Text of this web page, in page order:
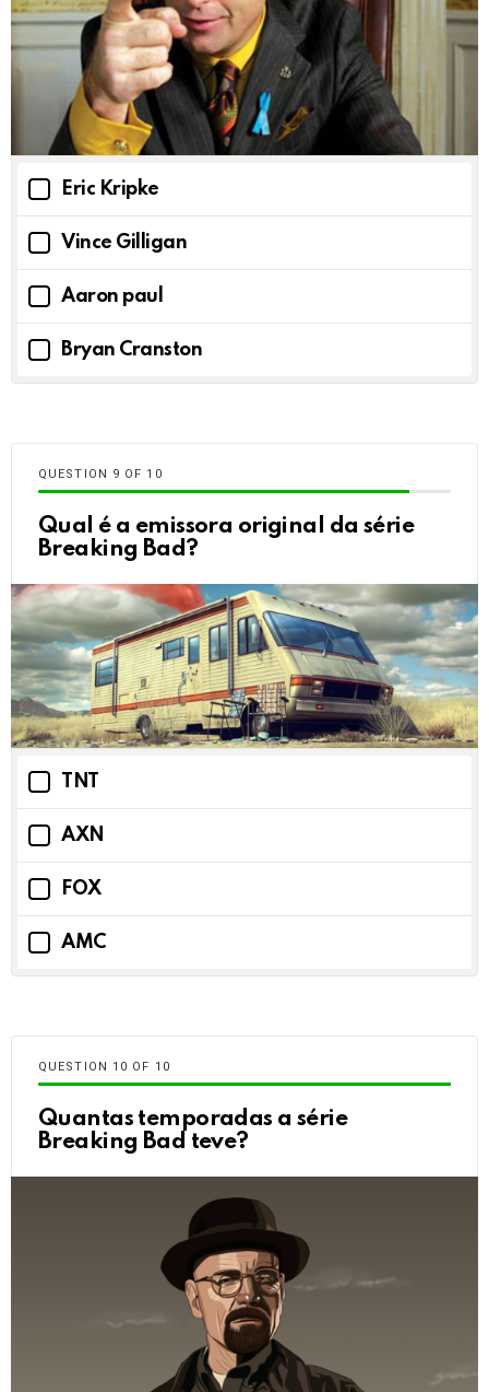
Eric Kripke
Vince Gilligan
Aaron paul
Bryan Cranston
QUESTION OF 10
Qual é a emissora original da série
Breaking Bad?
TNT
AXN
FOX
AMC
QUESTION OF 10
Quantas temporadas a série
Breaking Bad teve?